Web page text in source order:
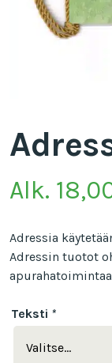
Alk.
Adressia
Adressin tuotot
Teksti *